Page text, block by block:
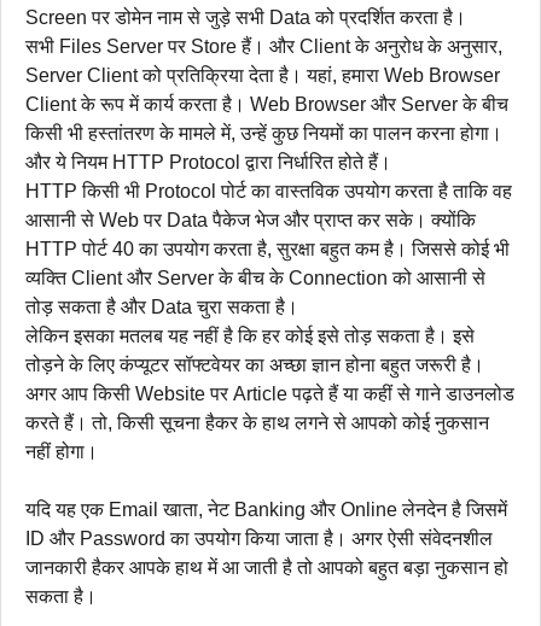
Screen पर डोमेन नाम से जुड़े सभी Data को प्रदर्शित करता है।
सभी Files Server पर Store हैं। और Client के अनुरोध के अनुसार,
Server Client को प्रतिक्रिया देता है। यहां, हमारा Web Browser
Client के रूप में कार्य करता है। Web Browser और Server के बीच
किसी भी हस्तांतरण के मामले में, उन्हें कुछ नियमों का पालन करना होगा।
और ये नियम HTTP Protocol द्वारा निर्धारित होते हैं।
HTTP किसी भी Protocol पोर्ट का वास्तविक उपयोग करता है ताकि वह
आसानी से Web पर Data पैकेज भेज और प्राप्त कर सके। क्योंकि
HTTP पोर्ट 40 का उपयोग करता है, सुरक्षा बहुत कम है। जिससे कोई भी
व्यक्ति Client और Server के बीच के Connection को आसानी से
तोड़ सकता है और Data चुरा सकता है।
लेकिन इसका मतलब यह नहीं है कि हर कोई इसे तोड़ सकता है। इसे
तोड़ने के लिए कंप्यूटर सॉफ्टवेयर का अच्छा ज्ञान होना बहुत जरूरी है।
अगर आप किसी Website पर Article पढ़ते हैं या कहीं से गाने डाउनलोड
करते हैं। तो, किसी सूचना हैकर के हाथ लगने से आपको कोई नुकसान
नहीं होगा।
यदि यह एक Email खाता, नेट Banking और Online लेनदेन है जिसमें
ID और Password का उपयोग किया जाता है। अगर ऐसी संवेदनशील
जानकारी हैकर आपके हाथ में आ जाती है तो आपको बहुत बड़ा नुकसान हो
सकता है।